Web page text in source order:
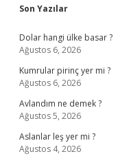
Sidebar
Son Yazılar
Dolar hangi ülke basar ?
Ağustos 6, 2026
Kumrular pirinç yer mi ?
Ağustos 6, 2026
Avlandım ne demek ?
Ağustos 5, 2026
Aslanlar leş yer mi ?
Ağustos 4, 2026